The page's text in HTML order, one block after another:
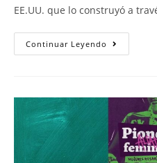
EE.UU. que lo construyó a
Continuar Leyendo